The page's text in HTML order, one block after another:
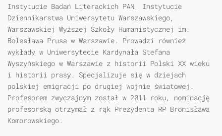
Instytucie Badań Literackich PAN, Instytucie
Dziennikarstwa Uniwersytetu Warszawskiego,
Warszawskiej Wyższej Szkoły Humanistycznej im.
Bolesława Prusa w Warszawie. Prowadzi również
wykłady w Uniwersytecie Kardynała Stefana
Wyszyńskiego w Warszawie z historii Polski XX wieku
i historii prasy. Specjalizuje się w dziejach
polskiej emigracji po drugiej wojnie światowej.
Profesorem zwyczajnym został w 2011 roku, nominację
profesorską otrzymał z rąk Prezydenta RP Bronisława
Komorowskiego.